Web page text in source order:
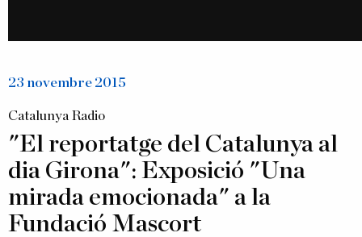
23 novembre 2015
Catalunya Radio
"El reportatge del Catalunya al
dia Girona": Exposició "Una
mirada emocionada" a la
Fundació Mascort